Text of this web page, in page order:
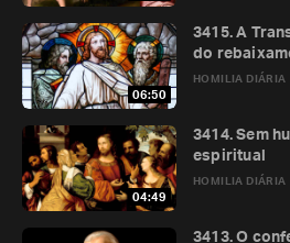
06:50
HOMILIA DIÁRIA
3415. A
do
04:49
HOMILIA DIÁRIA
3414. Sem
espiritual
3413. O